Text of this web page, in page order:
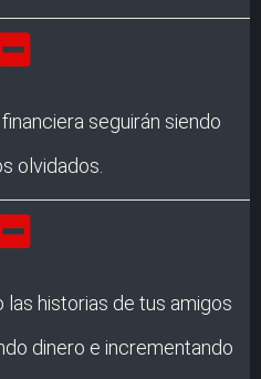
seguirán siendo
olvidados.
las historias de tus amigos
dinero e incrementando